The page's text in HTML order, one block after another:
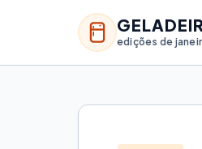
edições de